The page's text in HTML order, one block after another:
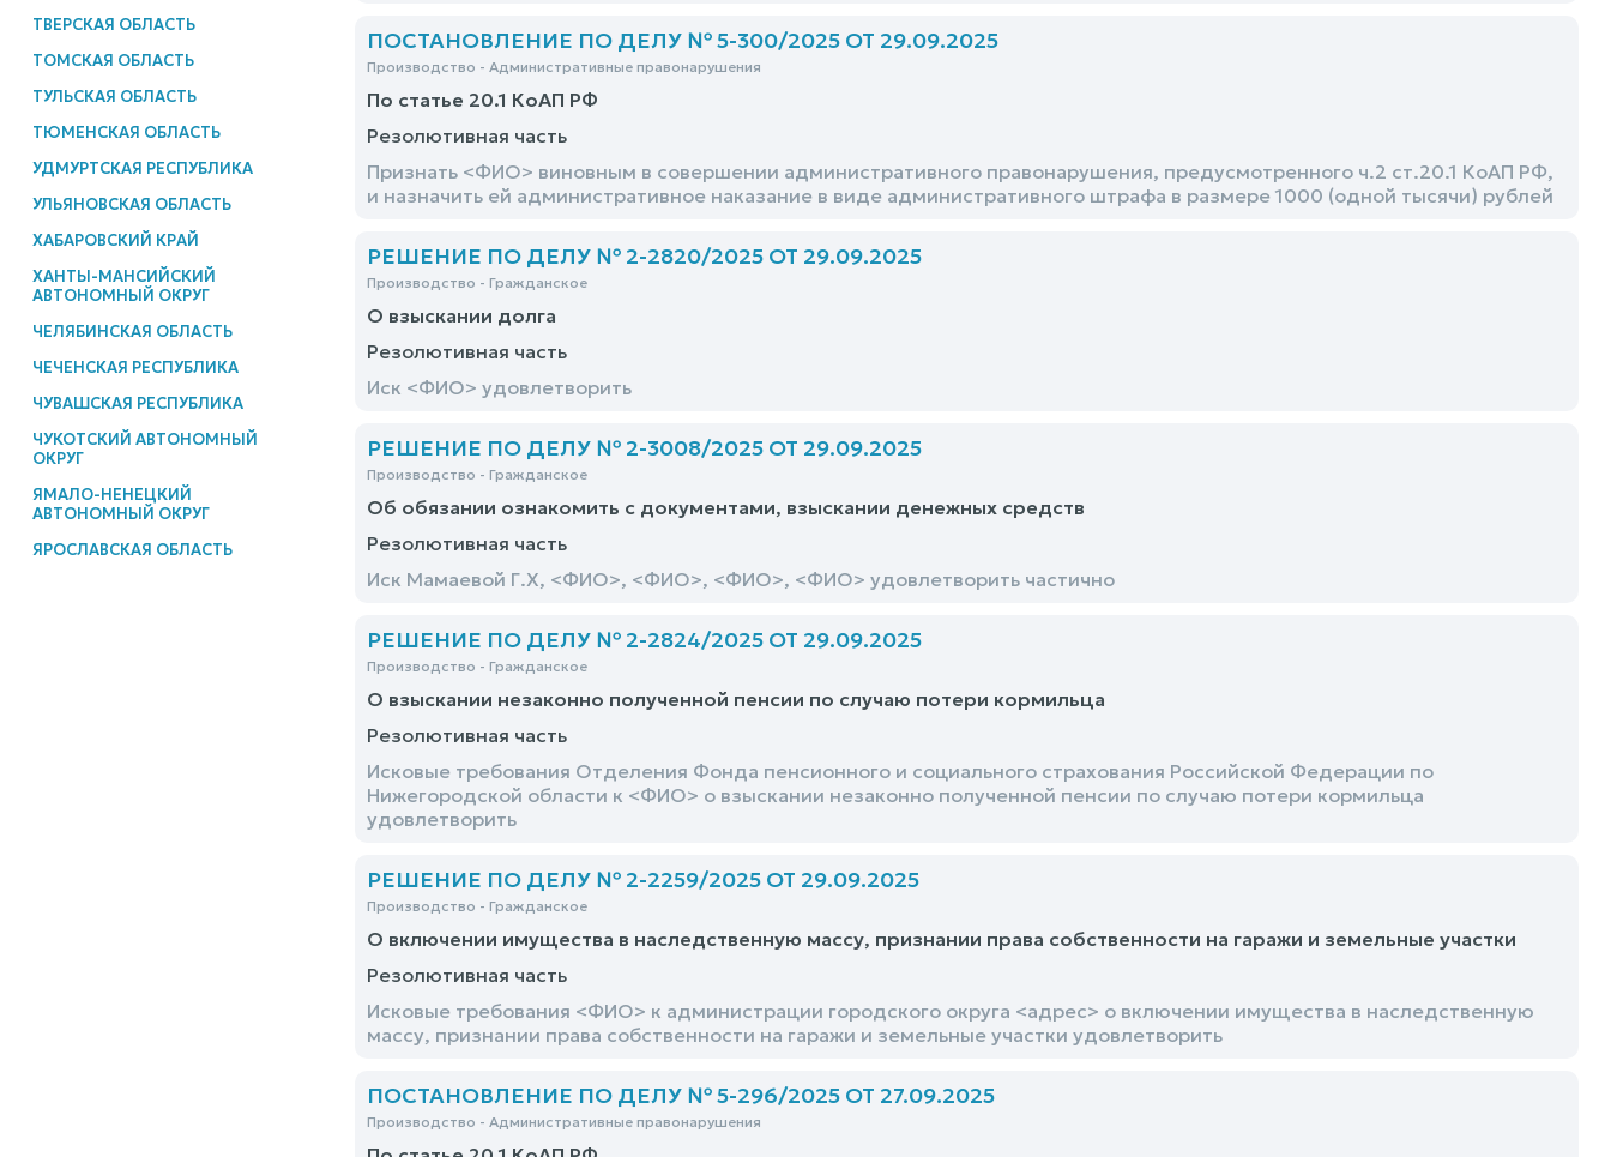
ТВЕРСКАЯ ОБЛАСТЬ
ТОМСКАЯ ОБЛАСТЬ
ТУЛЬСКАЯ ОБЛАСТЬ
ТЮМЕНСКАЯ ОБЛАСТЬ
УДМУРТСКАЯ РЕСПУБЛИКА
УЛЬЯНОВСКАЯ ОБЛАСТЬ
ХАБАРОВСКИЙ КРАЙ
ХАНТЫ-МАНСИЙСКИЙ
АВТОНОМНЫЙ ОКРУГ
ЧЕЛЯБИНСКАЯ ОБЛАСТЬ
ЧЕЧЕНСКАЯ РЕСПУБЛИКА
ЧУВАШСКАЯ РЕСПУБЛИКА
ЧУКОТСКИЙ АВТОНОМНЫЙ
ОКРУГ
ЯМАЛО-НЕНЕЦКИЙ
АВТОНОМНЫЙ ОКРУГ
ЯРОСЛАВСКАЯ ОБЛАСТЬ
ПОСТАНОВЛЕНИЕ ПО ДЕЛУ № 5-300/2025 ОТ 29.09.2025
Производство - Административные правонарушения
По статье 20.1 КоАП РФ
Резолютивная часть
Признать <ФИО> виновным в совершении административного правонарушения, предусмотренного ч.2 ст.20.1 КоАП РФ,
и назначить ей административное наказание в виде административного штрафа в размере 1000 (одной тысячи) рублей
РЕШЕНИЕ ПО ДЕЛУ № 2-2820/2025 ОТ 29.09.2025
Производство - Гражданское
О взыскании долга
Резолютивная часть
Иск <ФИО> удовлетворить
РЕШЕНИЕ ПО ДЕЛУ № 2-3008/2025 ОТ 29.09.2025
Производство - Гражданское
Об обязании ознакомить с документами, взыскании денежных средств
Резолютивная часть
Иск Мамаевой Г.Х, <ФИО>, <ФИО>, <ФИО>, <ФИО> удовлетворить частично
РЕШЕНИЕ ПО ДЕЛУ № 2-2824/2025 ОТ 29.09.2025
Производство - Гражданское
О взыскании незаконно полученной пенсии по случаю потери кормильца
Резолютивная часть
Исковые требования Отделения Фонда пенсионного и социального страхования Российской Федерации по
Нижегородской области к <ФИО> о взыскании незаконно полученной пенсии по случаю потери кормильца
удовлетворить
РЕШЕНИЕ ПО ДЕЛУ № 2-2259/2025 ОТ 29.09.2025
Производство - Гражданское
О включении имущества в наследственную массу, признании права собственности на гаражи и земельные участки
Резолютивная часть
Исковые требования <ФИО> к администрации городского округа <адрес> о включении имущества в наследственную
массу, признании права собственности на гаражи и земельные участки удовлетворить
ПОСТАНОВЛЕНИЕ ПО ДЕЛУ № 5-296/2025 ОТ 27.09.2025
Производство - Административные правонарушения